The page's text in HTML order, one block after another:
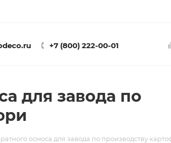
+7 (800) 222-00-01
для завода по
осмоса для завода по производству